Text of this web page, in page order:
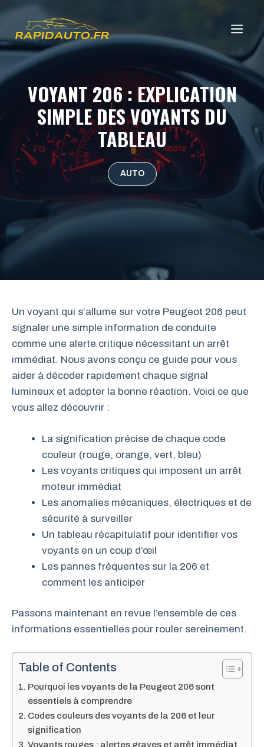
Aller
contenu
VOYANT 206 : EXPLICATION
SIMPLE DES VOYANTS DU
TABLEAU
AUTO
Un voyant qui s’allume sur votre Peugeot 206 peut
signaler une simple information de conduite
comme une alerte critique nécessitant un arrêt
immédiat. Nous avons conçu ce guide pour vous
aider à décoder rapidement chaque signal
lumineux et adopter la bonne réaction. Voici ce que
vous allez découvrir :
La signification précise de chaque code
couleur (rouge, orange, vert, bleu)
Les voyants critiques qui imposent un arrêt
moteur immédiat
Les anomalies mécaniques, électriques et de
sécurité à surveiller
Un tableau récapitulatif pour identifier vos
voyants en un coup d’œil
Les pannes fréquentes sur la 206 et
comment les anticiper
Passons maintenant en revue l’ensemble de ces
informations essentielles pour rouler sereinement.
Table of Contents
Pourquoi les voyants de la Peugeot 206 sont
essentiels à comprendre
Codes couleurs des voyants de la 206 et leur
signification
Voyants rouges : alertes graves et arrêt immédiat